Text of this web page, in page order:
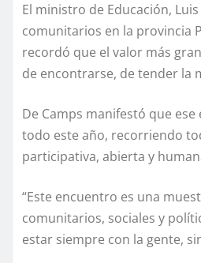
El ministro de Educación,
comunitarios en la provincia
recordó que el valor más
de encontrarse, de tender la
De Camps manifestó que
todo este año, recorriendo
participativa, abierta y
“Este encuentro es una
comunitarios, sociales y
estar siempre con la gente,